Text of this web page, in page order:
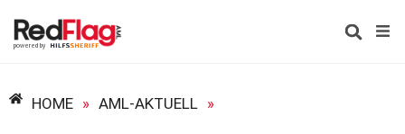
HOME » AML-AKTUELL »